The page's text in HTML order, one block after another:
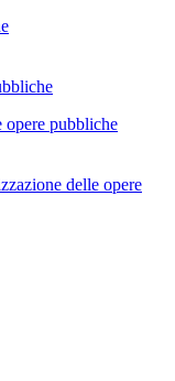
opere pubbliche
delle opere